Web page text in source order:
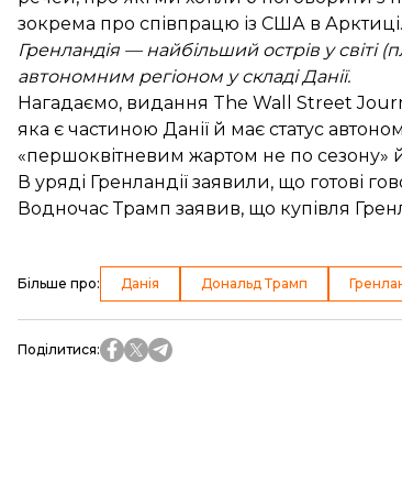
зокрема про співпрацю із США в Арктиці.
Гренландія — найбільший острів у
автономним регіоном у складі Данії.
Нагадаємо, видання The Wall Street
яка є частиною Данії й має статус
«першоквітневим жартом не по сезону»
В уряді Гренландії заявили, що готові
Водночас Трамп заявив, що купівля
Більше про: Данія Дональд Трамп
Поділитися: